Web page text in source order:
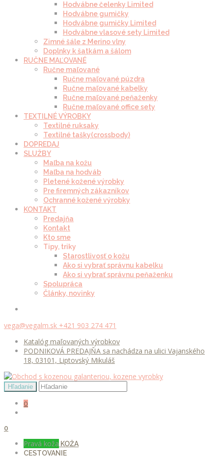
Hodvábne čelenky Limited
Hodvábne gumičky
Hodvábne gumičky Limited
Hodvábne vlasové sety Limited
Zimné šále z Merino vlny
Doplnky k šatkám a šálom
RUČNE MAĽOVANÉ
Ručne maľované
Ručne maľované púzdra
Ručne maľované kabelky
Ručne maľované peňaženky
Ručne maľované office sety
TEXTILNÉ VÝROBKY
Textilné ruksaky
Textilné tašky(crossbody)
DOPREDAJ
SLUŽBY
Maľba na kožu
Maľba na hodváb
Pletené kožené výrobky
Pre firemných zákazníkov
Ochranné kožené výrobky
KONTAKT
Predajňa
Kontakt
Kto sme
Tipy, triky
Starostlivosť o kožu
Ako si vybrať správnu kabelku
Ako si vybrať správnu peňaženku
Spolupráca
Články, novinky
vega@vegalm.sk +421 903 274 471
Katalóg maľovaných výrobkov
PODNIKOVÁ PREDAJŇA sa nachádza na ulici Vajanského
18, 03101, Liptovský Mikuláš
0
0
Pravá koža KOŽA
CESTOVANIE